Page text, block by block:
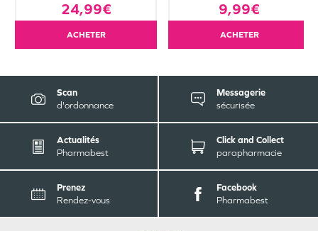
24,99€
ACHETER
9,99€
ACHETER
Scan
d'ordonnance
Messagerie
sécurisée
Actualités
Pharmabest
Click and Collect
parapharmacie
Prenez
Rendez-vous
Facebook
Pharmabest